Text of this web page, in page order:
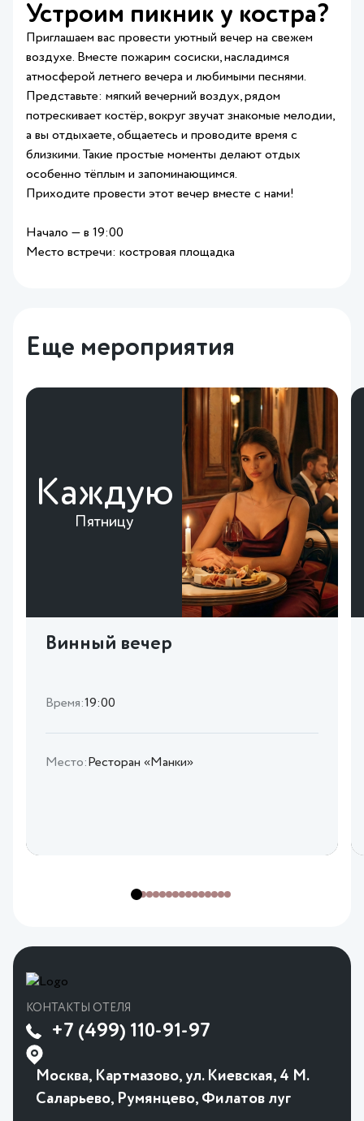
Устроим пикник у костра?
Приглашаем вас провести уютный вечер на свежем
воздухе. Вместе пожарим сосиски, насладимся
атмосферой летнего вечера и любимыми песнями.
Представьте: мягкий вечерний воздух, рядом
потрескивает костёр, вокруг звучат знакомые мелодии,
а вы отдыхаете, общаетесь и проводите время с
близкими. Такие простые моменты делают отдых
особенно тёплым и запоминающимся.
Приходите провести этот вечер вместе с нами!
Начало — в 19:00
Место встречи: костровая площадка
Еще мероприятия
Каждую
Пятницу
Винный вечер
Время:19:00
Место:Ресторан «Манки»
КОНТАКТЫ ОТЕЛЯ
+7 (499) 110-91-97
Москва, Картмазово, ул. Киевская, 4 М.
Саларьево, Румянцево, Филатов луг